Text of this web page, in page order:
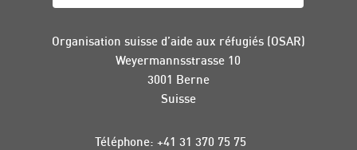
Organisation suisse d’aide aux réfugiés (OSAR)
Weyermannsstrasse 10
3001 Berne
Suisse
Téléphone: +41 31 370 75 75